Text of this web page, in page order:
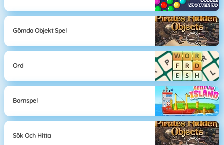
Gömda Objekt Spel
Ord
Barnspel
Sök Och Hitta